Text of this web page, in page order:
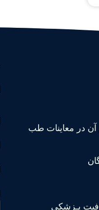
آن در معاینات طب
پـزشکی